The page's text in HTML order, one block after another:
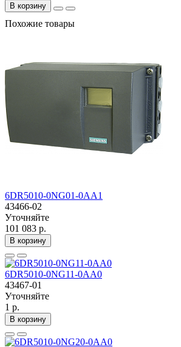
В корзину
Похожие товары
6DR5010-0NG01-0AA1
43466-02
Уточняйте
101 083 р.
В корзину
6DR5010-0NG11-0AA0
43467-01
Уточняйте
1 р.
В корзину